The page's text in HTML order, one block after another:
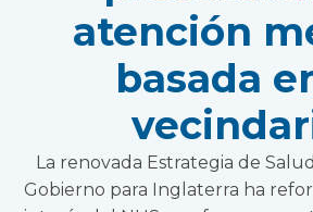
atención
basada
La renovada Estrategia de
Gobierno para Inglaterra ha